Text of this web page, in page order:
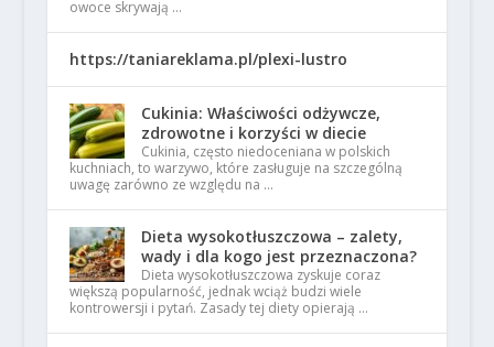
owoce skrywają …
https://taniareklama.pl/plexi-lustro
Cukinia: Właściwości odżywcze,
zdrowotne i korzyści w diecie
Cukinia, często niedoceniana w polskich
kuchniach, to warzywo, które zasługuje na szczególną
uwagę zarówno ze względu na …
Dieta wysokotłuszczowa – zalety,
wady i dla kogo jest przeznaczona?
Dieta wysokotłuszczowa zyskuje coraz
większą popularność, jednak wciąż budzi wiele
kontrowersji i pytań. Zasady tej diety opierają …